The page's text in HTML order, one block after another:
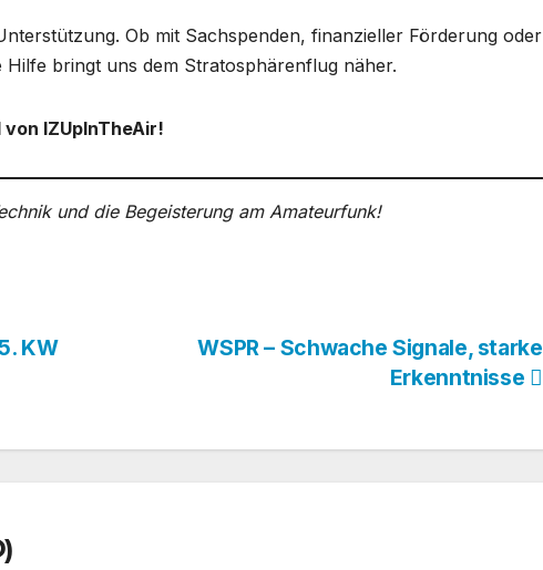
Ob mit Sachspenden, finanzieller Förderung oder
bringt uns dem Stratosphärenflug näher.
IZUpInTheAir!
und die Begeisterung am Amateurfunk!
WSPR – Schwache Signale, starke
Erkenntnisse
KW